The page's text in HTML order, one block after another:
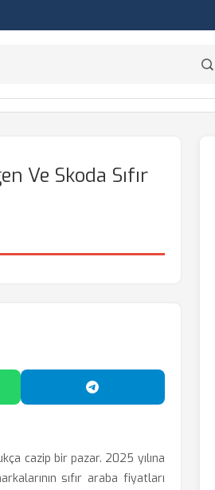
Ve Skoda Sıfır
Paylaş Telegram'da Paylaş
cazip bir pazar. 2025 yılına
sıfır araba fiyatları